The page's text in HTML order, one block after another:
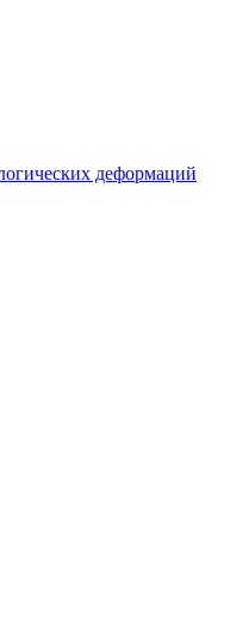
деформаций